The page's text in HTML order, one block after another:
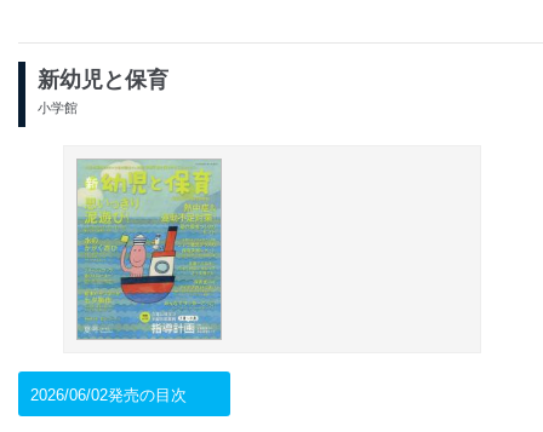
新幼児と保育
小学館
2026/06/02発売の目次